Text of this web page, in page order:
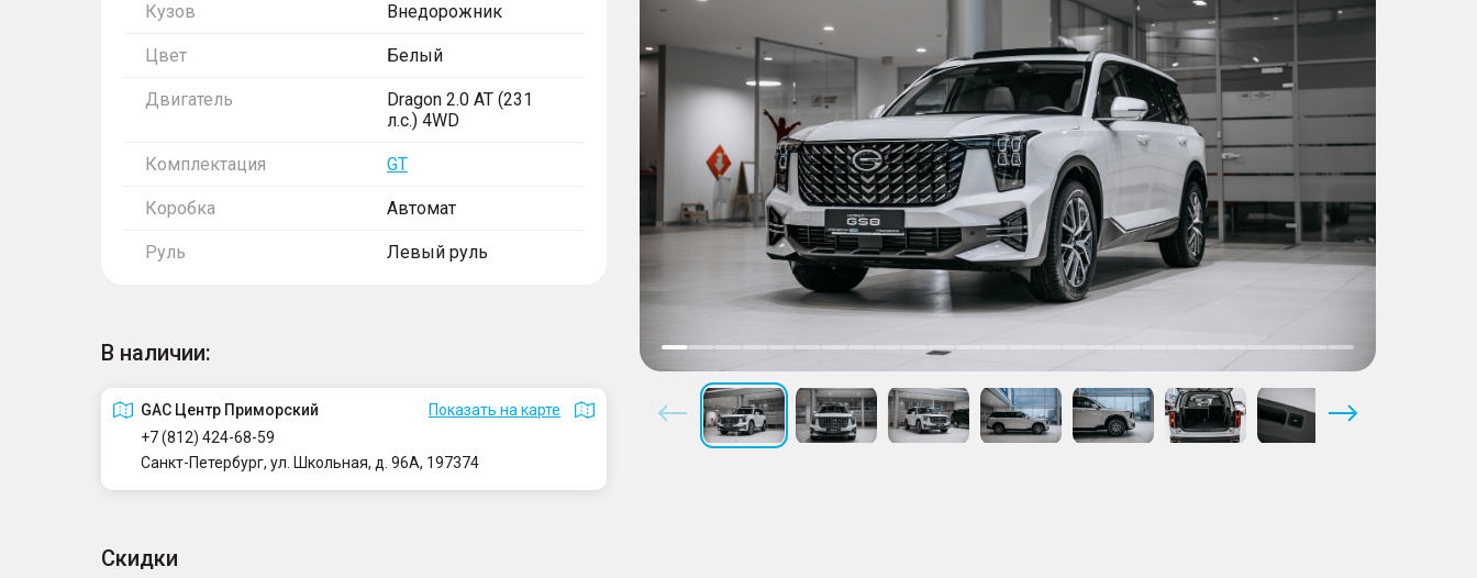
Кузов Внедорожник
Цвет Белый
Двигатель
Dragon 2.0 AT (231
л.с.) 4WD
Комплектация GT
Коробка Автомат
Руль Левый руль
В наличии:
GAC Центр Приморский
Показать на карте
+7 (812) 424-68-59
Санкт-Петербург, ул. Школьная, д. 96А, 197374
Скидки